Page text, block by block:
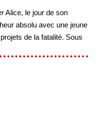
Alice, le jour de son
absolu avec une jeune
de la fatalité. Sous